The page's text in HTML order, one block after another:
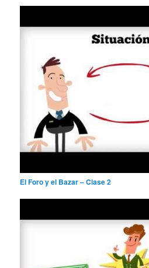
El Foro y el Bazar – Clase 2